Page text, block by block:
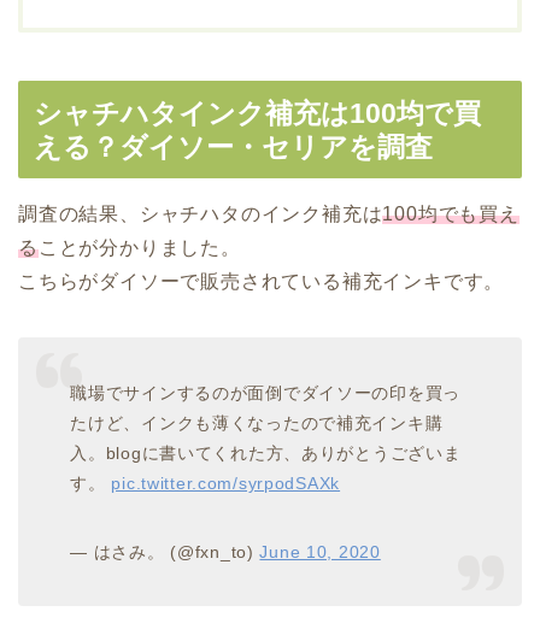
シャチハタインク補充は100均で買
える？ダイソー・セリアを調査
調査の結果、シャチハタのインク補充は100均でも買え
ることが分かりました。
こちらがダイソーで販売されている補充インキです。
職場でサインするのが面倒でダイソーの印を買っ
たけど、インクも薄くなったので補充インキ購
入。blogに書いてくれた方、ありがとうございま
す。 pic.twitter.com/syrpodSAXk
— はさみ。 (@fxn_to)June 10, 2020